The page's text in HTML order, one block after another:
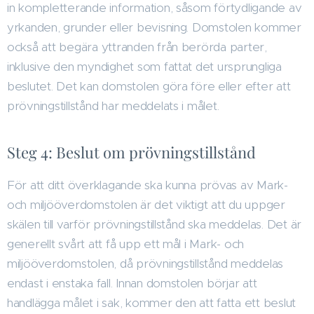
in kompletterande information, såsom förtydligande av
yrkanden, grunder eller bevisning. Domstolen kommer
också att begära yttranden från berörda parter,
inklusive den myndighet som fattat det ursprungliga
beslutet. Det kan domstolen göra före eller efter att
prövningstillstånd har meddelats i målet.
Steg 4: Beslut om prövningstillstånd
För att ditt överklagande ska kunna prövas av Mark-
och miljööverdomstolen är det viktigt att du uppger
skälen till varför prövningstillstånd ska meddelas. Det är
generellt svårt att få upp ett mål i Mark- och
miljööverdomstolen, då prövningstillstånd meddelas
endast i enstaka fall. Innan domstolen börjar att
handlägga målet i sak, kommer den att fatta ett beslut